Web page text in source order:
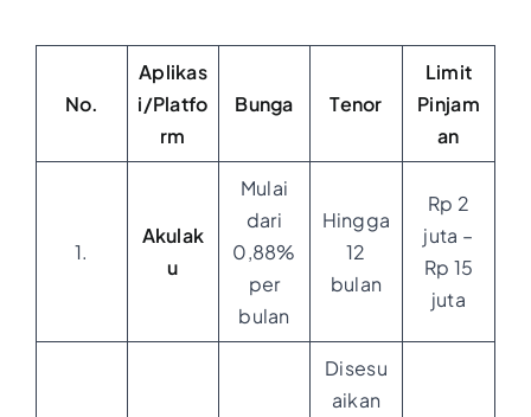
No.
Aplikas
i/Platfo
rm
Bunga Tenor
Limit
Pinjam
an
1.
Akulak
u
Mulai
dari
0,88%
per
bulan
Hingga
12
bulan
Rp 2
juta –
Rp 15
juta
Disesu
aikan